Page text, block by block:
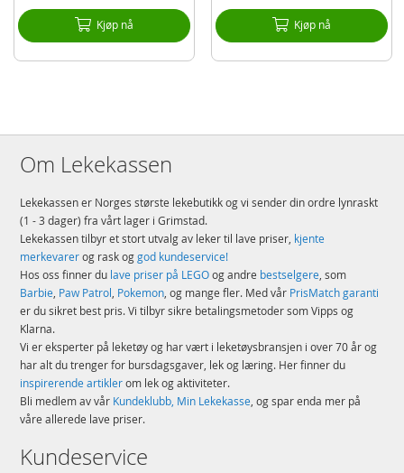
Kjøp nå Kjøp nå
Om Lekekassen
Lekekassen er Norges største lekebutikk og vi sender din ordre lynraskt
(1 - 3 dager) fra vårt lager i Grimstad.
Lekekassen tilbyr et stort utvalg av leker til lave priser, kjente
merkevarerog rask oggod kundeservice!
Hos oss finner du lave priser på LEGOog andre bestselgere, som
Barbie, Paw Patrol, Pokemon, og mange fler. Med vår PrisMatch garanti
er du sikret best pris. Vi tilbyr sikre betalingsmetoder som Vipps og
Klarna.
Vi er eksperter på leketøy og har vært i leketøysbransjen i over 70 år og
har alt du trenger for bursdagsgaver, lek og læring. Her finner du
inspirerende artiklerom lek og aktiviteter.
Bli medlem av vår Kundeklubb, Min Lekekasse, og spar enda mer på
våre allerede lave priser.
Kundeservice